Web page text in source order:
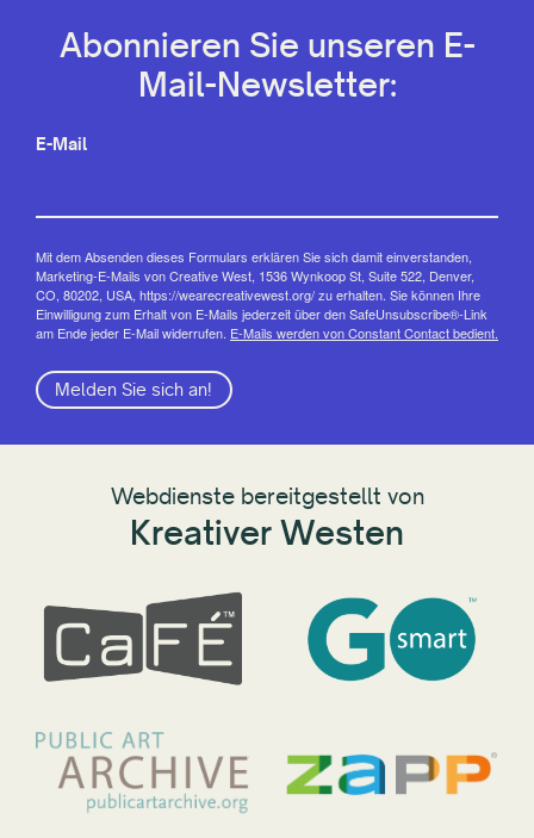
Abonnieren Sie unseren E-
Mail-Newsletter:
E-Mail
Mit dem Absenden dieses Formulars erklären Sie sich damit einverstanden,
Marketing-E-Mails von Creative West, 1536 Wynkoop St, Suite 522, Denver,
CO, 80202, USA, https://wearecreativewest.org/ zu erhalten. Sie können Ihre
Einwilligung zum Erhalt von E-Mails jederzeit über den SafeUnsubscribe®-Link
am Ende jeder E-Mail widerrufen. E-Mails werden von Constant Contact bedient.
Melden Sie sich an!
Webdienste bereitgestellt von
Kreativer Westen